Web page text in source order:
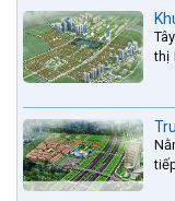
thị